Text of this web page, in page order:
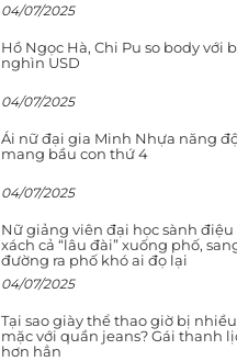
04/07/2025
Hồ Ngọc Hà, Chi Pu so body với
nghìn USD
04/07/2025
Ái nữ đại gia Minh Nhựa năng
mang bầu con thứ 4
04/07/2025
Nữ giảng viên đại học sành
xách cả “lâu đài” xuống phố,
đường ra phố khó ai đọ lại
04/07/2025
Tại sao giày thể thao giờ bị
mặc với quần jeans? Gái thanh
hơn hẳn